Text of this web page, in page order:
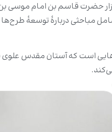
حضرت قاسم بن امام موسی بن
مباحثی دربارۀ توسعۀ
است که آستان مقدس علوی